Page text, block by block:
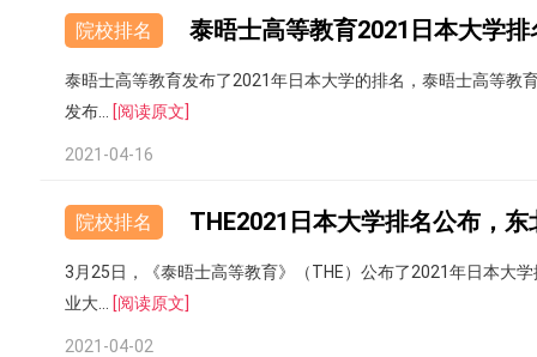
院校排名 泰晤士高等教育2021日本大学排
泰晤士高等教育发布了2021年日本大学的排名，泰晤士高等
发布...
[阅读原文]
2021-04-16
院校排名 THE2021日本大学排名公布，
3月25日，《泰晤士高等教育》（THE）公布了2021年日本大
业大...
[阅读原文]
2021-04-02